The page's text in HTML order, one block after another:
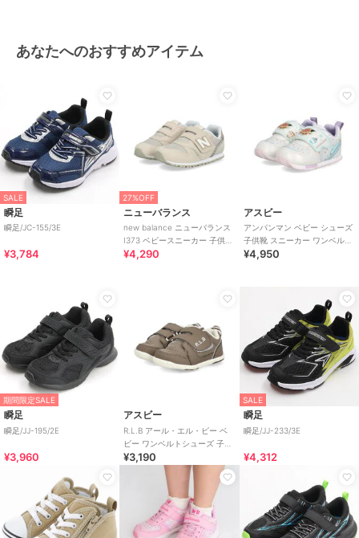
あなたへのおすすめアイテム
SALE
瞬足
瞬足/JC-155/3E
¥3,784
27%OFF
ニューバランス
new balance ニューバランス
I373 ベビースニーカー 子供靴
ワンベルト
¥4,290
アスビー
アンパンマン ベビー シューズ
子供靴 スニーカー ワンベルト
AP B62
¥4,950
期間限定SALE
瞬足
瞬足/JJ-195/2E
¥3,960
アスビー
R.L.B アール・エル・ビー ベ
ビー ワンベルトシューズ 子供
靴 キッズスニーカー ストラッ
¥3,190
SALE
瞬足
瞬足/JJ-233/3E
¥4,312